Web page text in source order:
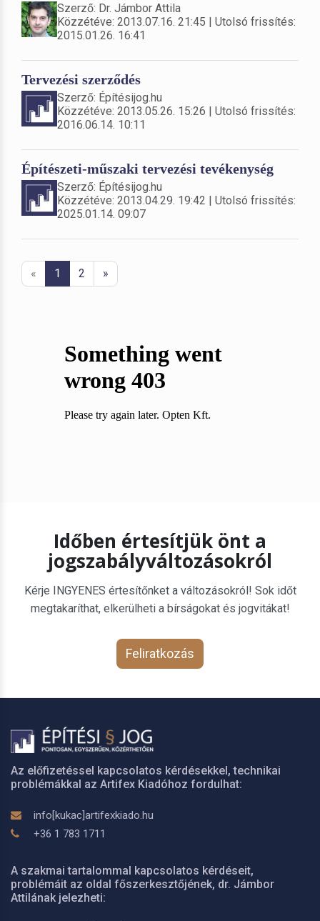
Szerző: Dr. Jámbor Attila
Közzétéve: 2013.07.16. 21:45 | Utolsó frissítés:
2015.01.26. 16:41
Tervezési szerződés
Szerző: Építésijog.hu
Közzétéve: 2013.05.26. 15:26 | Utolsó frissítés:
2016.06.14. 10:11
Építészeti-műszaki tervezési tevékenység
Szerző: Építésijog.hu
Közzétéve: 2013.04.29. 19:42 | Utolsó frissítés:
2025.01.14. 09:07
« 1 2 »
Időben értesítjük önt a
jogszabályváltozásokról
Kérje INGYENES értesítőnket a változásokról! Sok időt
megtakaríthat, elkerülheti a bírságokat és jogvitákat!
Feliratkozás
Az előfizetéssel kapcsolatos kérdésekkel, technikai
problémákkal az Artifex Kiadóhoz fordulhat:
info[kukac]artifexkiado.hu
+36 1 783 1711
A szakmai tartalommal kapcsolatos kérdéseit,
problémáit az oldal főszerkesztőjének, dr. Jámbor
Attilának jelezheti: